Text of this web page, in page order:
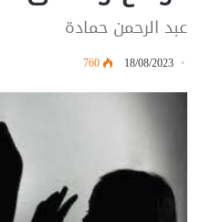
عبد الرحمن حمادة
18/08/2023
760